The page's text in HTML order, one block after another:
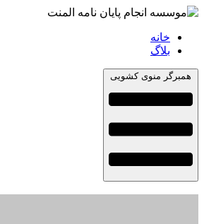
خانه
بلاگ
همبرگر منوی کشویی